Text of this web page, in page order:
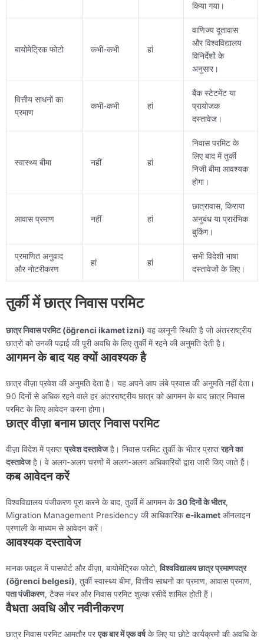
किया गया।
बायोमेट्रिक फोटो कभी-कभी हां
वाणिज्य दूतावास
और विश्वविद्यालय
विनिर्देशों के
अनुसार।
वित्तीय साधनों का
प्रमाण
कभी-कभी हां
बैंक स्टेटमेंट या
प्रायोजक
दस्तावेज।
स्वास्थ्य बीमा नहीं हां
निवास परमिट के
लिए बाद में तुर्की
निजी बीमा आवश्यक
होगा।
आवास प्रमाण नहीं हां
छात्रावास, किराया
अनुबंध या प्रारंभिक
बुकिंग।
प्रमाणित अनुवाद
और नोटरीकरण
हां हां
सभी विदेशी भाषा
दस्तावेजों के लिए।
तुर्की में छात्र निवास परमिट
छात्र निवास परमिट (öğrenci ikamet izni) वह कानूनी स्थिति है जो अंतरराष्ट्रीय
छात्रों को उनकी पढ़ाई की पूरी अवधि के लिए तुर्की में रहने की अनुमति देती है।
आगमन के बाद यह क्यों आवश्यक है
छात्र वीज़ा प्रवेश की अनुमति देता है। यह अपने आप लंबे प्रवास की अनुमति नहीं देता।
90 दिनों से अधिक रहने वाले हर अंतरराष्ट्रीय छात्र को आगमन के बाद छात्र निवास
परमिट के लिए आवेदन करना होगा।
छात्र वीज़ा बनाम छात्र निवास परमिट
वीज़ा विदेश में प्राप्तप्रवेश दस्तावेजहै। निवास परमिट तुर्की के भीतर प्राप्तरहने का
दस्तावेजहै। वे अलग-अलग चरणों में अलग-अलग अधिकारियों द्वारा जारी किए जाते हैं।
कब आवेदन करें
विश्वविद्यालय पंजीकरण पूरा करने के बाद, तुर्की में आगमन के30 दिनों के भीतर,
Migration Management Presidency की आधिकारिकe-ikamet ऑनलाइन
प्रणाली के माध्यम से आवेदन करें।
आवश्यक दस्तावेज
मानक फ़ाइल में पासपोर्ट और वीज़ा, बायोमेट्रिक फोटो,विश्वविद्यालय छात्र प्रमाणपत्र
(öğrenci belgesi), तुर्की स्वास्थ्य बीमा, वित्तीय साधनों का प्रमाण, आवास प्रमाण,
पता पंजीकरण, टैक्स नंबर और निवास परमिट शुल्क रसीदें शामिल होती हैं।
वैधता अवधि और नवीनीकरण
छात्र निवास परमिट आमतौर परएक बार में एक वर्षके लिए या छोटे कार्यक्रमों की अवधि के